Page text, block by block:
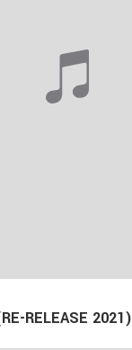
RELEASE 2021)